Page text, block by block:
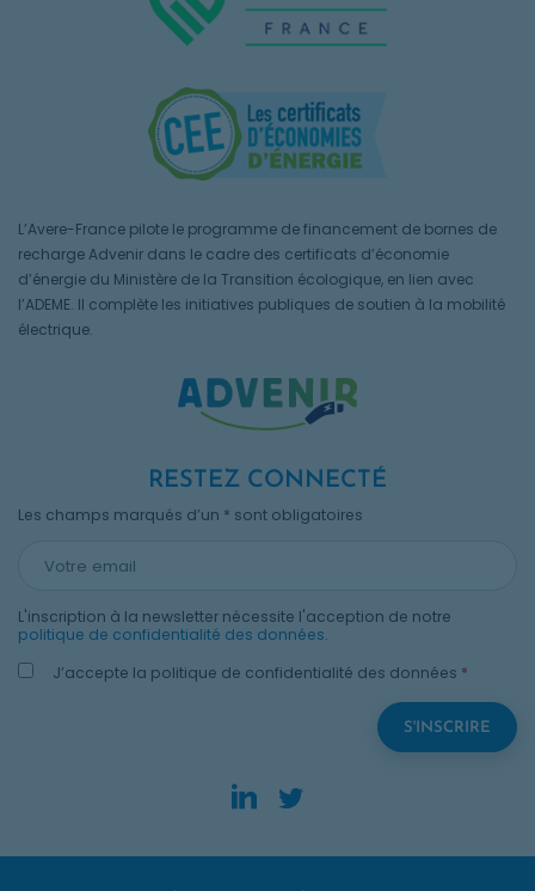
L’Avere-France pilote le programme de financement de bornes de
recharge Advenir dans le cadre des certificats d’économie
d’énergie du Ministère de la Transition écologique, en lien avec
l’ADEME. Il complète les initiatives publiques de soutien à la mobilité
électrique.
RESTEZ CONNECTÉ
Les champs marqués d’un * sont obligatoires
L'inscription à la newsletter nécessite l'acception de notre
politique de confidentialité des données.
J’accepte la politique de confidentialité des données *